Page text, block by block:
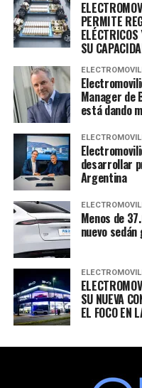
PERMITE
SU
Manager de
está dando
desarrollar
Argentina
Menos de
nuevo
SU NUEVA
EL FOCO EN